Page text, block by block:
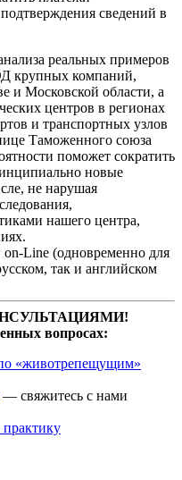
сведений в
реальных примеров
крупных компаний,
и Московской области, а
центров в регионах
и транспортных узлов
Таможенного союза
поможет сократить
новые
не нарушая
нашего центра,
Line (одновременно для
так и английском
вопросах:
«животрепещущим»
— свяжитесь с нами